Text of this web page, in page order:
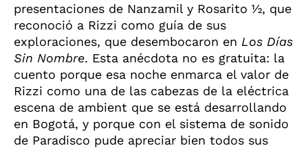
presentaciones de Nanzamil y Rosarito ½, que
reconoció a Rizzi como guía de sus
exploraciones, que desembocaron en Los Días
Sin Nombre. Esta anécdota no es gratuita: la
cuento porque esa noche enmarca el valor de
Rizzi como una de las cabezas de la eléctrica
escena de ambient que se está desarrollando
en Bogotá, y porque con el sistema de sonido
de Paradisco pude apreciar bien todos sus